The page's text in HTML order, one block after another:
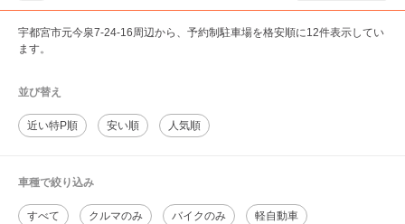
宇都宮市元今泉7-24-16周辺から、予約制駐車場を格安順に12件表示してい
ます。
並び替え
近い特P順 安い順 人気順
車種で絞り込み
すべて クルマのみ バイクのみ 軽自動車